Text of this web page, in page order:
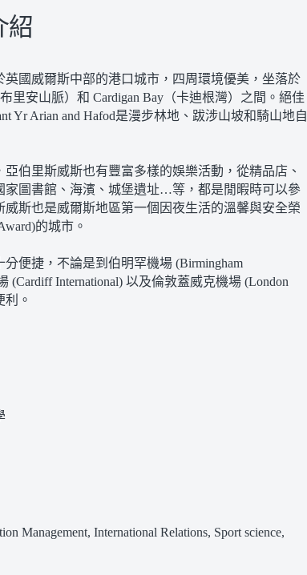
紹
英國威爾斯中部的港口城市，四周環境優美，坐落於
布里安山脈）和 Cardigan Bay（卡迪根灣）之間。絕佳
Yr Arian and Hafod是漫步林地、跋涉山坡和騎山地自
伯里斯威斯也有豐富多樣的娛樂活動，從精品店、
家圖書館、海濱、城堡遺址…等，都是閒暇時可以參
斯也是威爾斯地區第一個因夜生活的溫馨與安全榮
的城市。
便捷，不論是到伯明罕機場 (Birmingham
(Cardiff International) 以及倫敦蓋威克機場 (London
利。
Management, International Relations, Sport science,